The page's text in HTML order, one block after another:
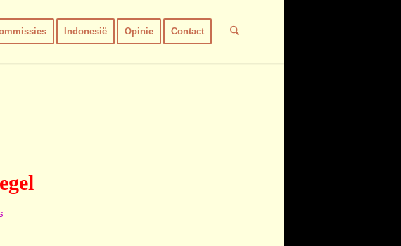
Indonesië Opinie Contact